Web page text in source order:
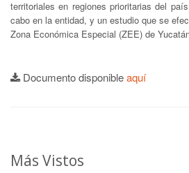
territoriales en regiones prioritarias del
cabo en la entidad, y un estudio que se
Zona Económica Especial (ZEE) de
Documento disponibleaquí
Más Vistos